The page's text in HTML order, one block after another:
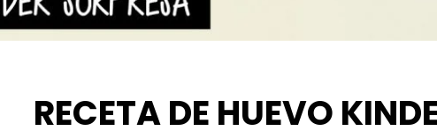
RECETA DE HUEVO